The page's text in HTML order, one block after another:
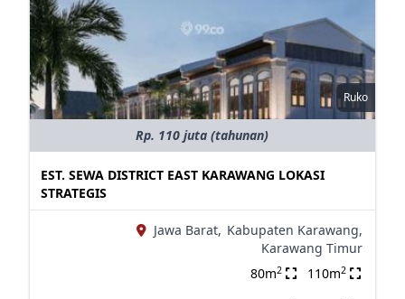
Ruko
Rp. 110 juta (tahunan)
EST. SEWA DISTRICT EAST KARAWANG LOKASI
STRATEGIS
Jawa Barat, Kabupaten Karawang,
Karawang Timur
80m2 110m2